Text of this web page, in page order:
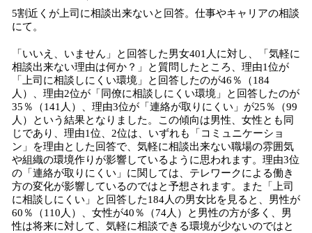
5割近くが上司に相談出来ないと回答。仕事やキャリアの相談
にて。
「いいえ、いません」と回答した男女401人に対し、「気軽に
相談出来ない理由は何か？」と質問したところ、理由1位が
「上司に相談しにくい環境」と回答したのが46％（184
人）、理由2位が「同僚に相談しにくい環境」と回答したのが
35％（141人）、理由3位が「連絡が取りにくい」が25％（99
人）という結果となりました。この傾向は男性、女性とも同
じであり、理由1位、2位は、いずれも「コミュニケーショ
ン」を理由とした回答で、気軽に相談出来ない職場の雰囲気
や組織の環境作りが影響しているように思われます。理由3位
の「連絡が取りにくい」に関しては、テレワークによる働き
方の変化が影響しているのではと予想されます。また「上司
に相談しにくい」と回答した184人の男女比を見ると、男性が
60％（110人）、女性が40％（74人）と男性の方が多く、男
性は将来に対して、気軽に相談できる環境が少ないのではと